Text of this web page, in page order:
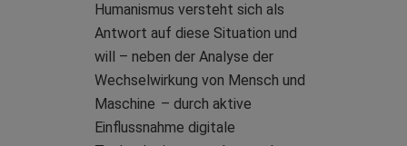
Humanismus versteht sich als
Antwort auf diese Situation und
will – neben der Analyse der
Wechselwirkung von Mensch und
Maschine – durch aktive
Einflussnahme digitale